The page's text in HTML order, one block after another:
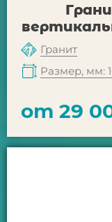
Гранит
Размер, мм:
от 29